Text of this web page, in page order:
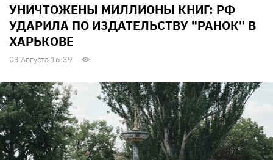
УНИЧТОЖЕНЫ МИЛЛИОНЫ КНИГ: РФ
УДАРИЛА ПО ИЗДАТЕЛЬСТВУ "РАНОК" В
ХАРЬКОВЕ
03 Августа 16:39